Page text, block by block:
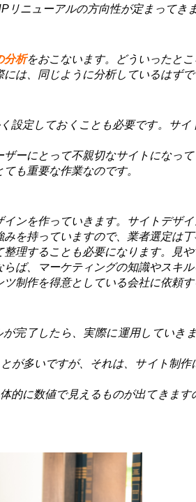
ニューアルの方向性が定まってきま
分析をおこないます。どういったと
は、同じように分析しているはずで
設定しておくことも必要です。サ
ーにとって不親切なサイトになっ
ても重要な作業なのです。
ンを作っていきます。サイトデザ
を持っていますので、業者選定は丁
理することも必要になります。見や
ば、マーケティングの知識やスキ
制作を得意としている会社に依頼す
完了したら、実際に運用してい
が多いですが、それは、サイト制
的に数値で見えるものが出てきま